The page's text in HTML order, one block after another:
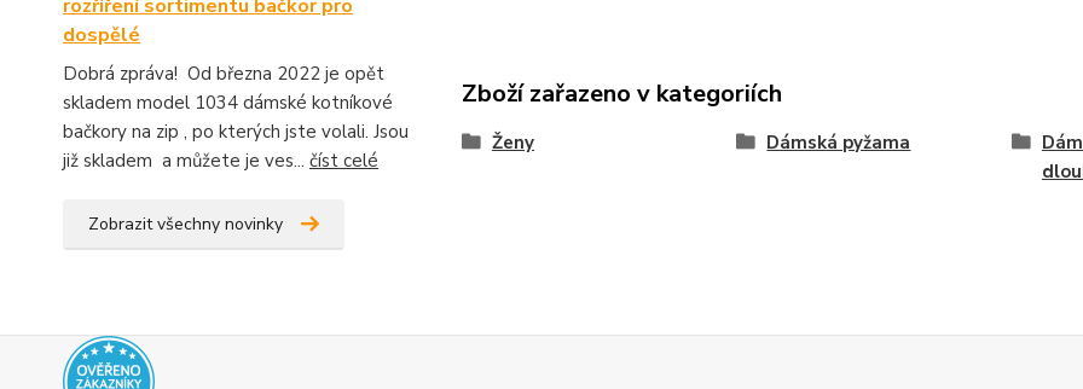
rozříření sortimentu bačkor pro
dospělé
Dobrá zpráva! Od března 2022 je opět
skladem model 1034 dámské kotníkové
bačkory na zip , po kterých jste volali. Jsou
již skladem a můžete je ves... číst celé
Zobrazit všechny novinky
Zboží zařazeno v kategoriích
Ženy Dámská pyžama